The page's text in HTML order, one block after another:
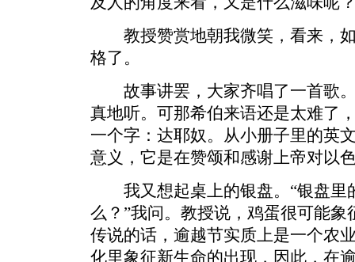
教授赞赏地朝我微笑，看来，如
格了。
故事讲罢，大家齐唱了一首歌。
真地听。可那希伯来语还是太难了
一个字：达耶奴。从小册子里的英
意义，它是在赞颂和感谢上帝对以
我又想起桌上的银盘。“银盘里
么？”我问。教授说，鸡蛋很可能
传说的话，逾越节实质上是一个农
化里象征新生命的出现，因此，在